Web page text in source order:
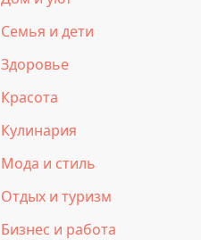
Семья и дети
Здоровье
Красота
Кулинария
Мода и стиль
Отдых и туризм
Бизнес и работа